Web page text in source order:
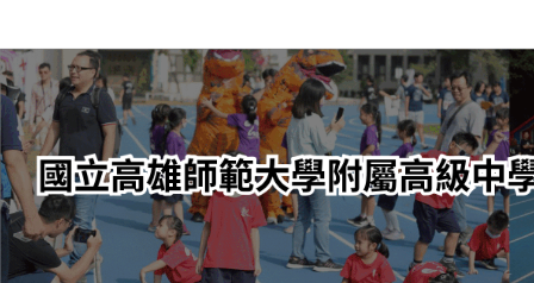
轉
至
主
內
容